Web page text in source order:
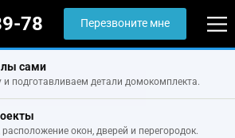
78 Перезвоните мне
сами
и подготавливаем детали домокомплекта.
окон, дверей и перегородок.